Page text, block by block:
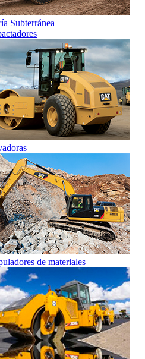
Subterránea
de materiales